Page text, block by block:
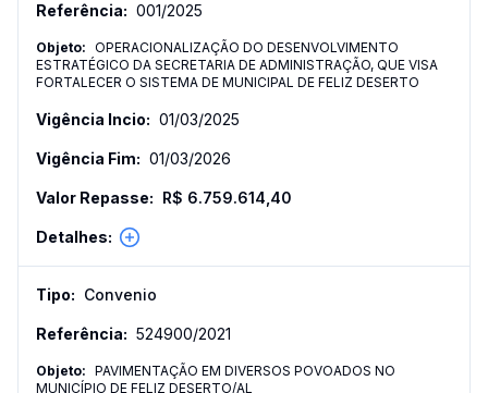
001/2025
OPERACIONALIZAÇÃO DO DESENVOLVIMENTO
ESTRATÉGICO DA SECRETARIA DE ADMINISTRAÇÃO, QUE VISA
FORTALECER O SISTEMA DE MUNICIPAL DE FELIZ DESERTO
01/03/2025
01/03/2026
R$ 6.759.614,40
Convenio
524900/2021
PAVIMENTAÇÃO EM DIVERSOS POVOADOS NO
MUNICÍPIO DE FELIZ DESERTO/AL